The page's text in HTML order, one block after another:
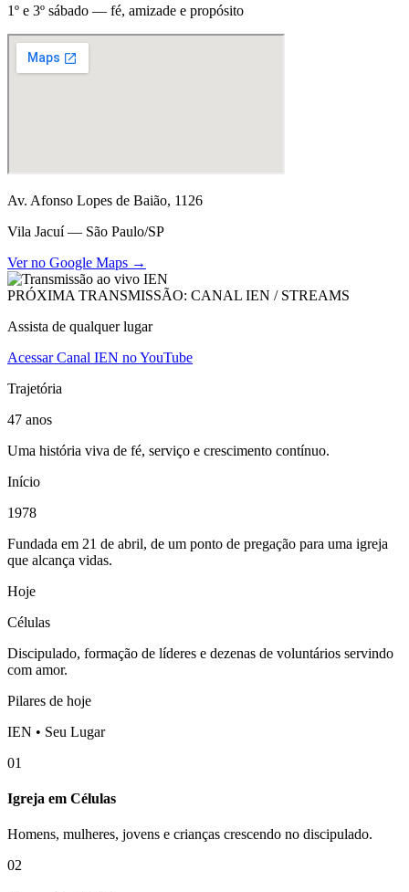
1º e 3º sábado — fé, amizade e propósito
Av. Afonso Lopes de Baião, 1126
Vila Jacuí — São Paulo/SP
Ver no Google Maps →
PRÓXIMA TRANSMISSÃO: CANAL IEN / STREAMS
Assista de qualquer lugar
Acessar Canal IEN no YouTube
Trajetória
47 anos
Uma história viva de fé, serviço e crescimento contínuo.
Início
1978
Fundada em 21 de abril, de um ponto de pregação para uma igreja
que alcança vidas.
Hoje
Células
Discipulado, formação de líderes e dezenas de voluntários servindo
com amor.
Pilares de hoje
IEN • Seu Lugar
01
Igreja em Células
Homens, mulheres, jovens e crianças crescendo no discipulado.
02